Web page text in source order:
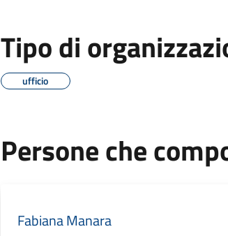
Tipo di
ufficio
Persone che
Fabiana Manara